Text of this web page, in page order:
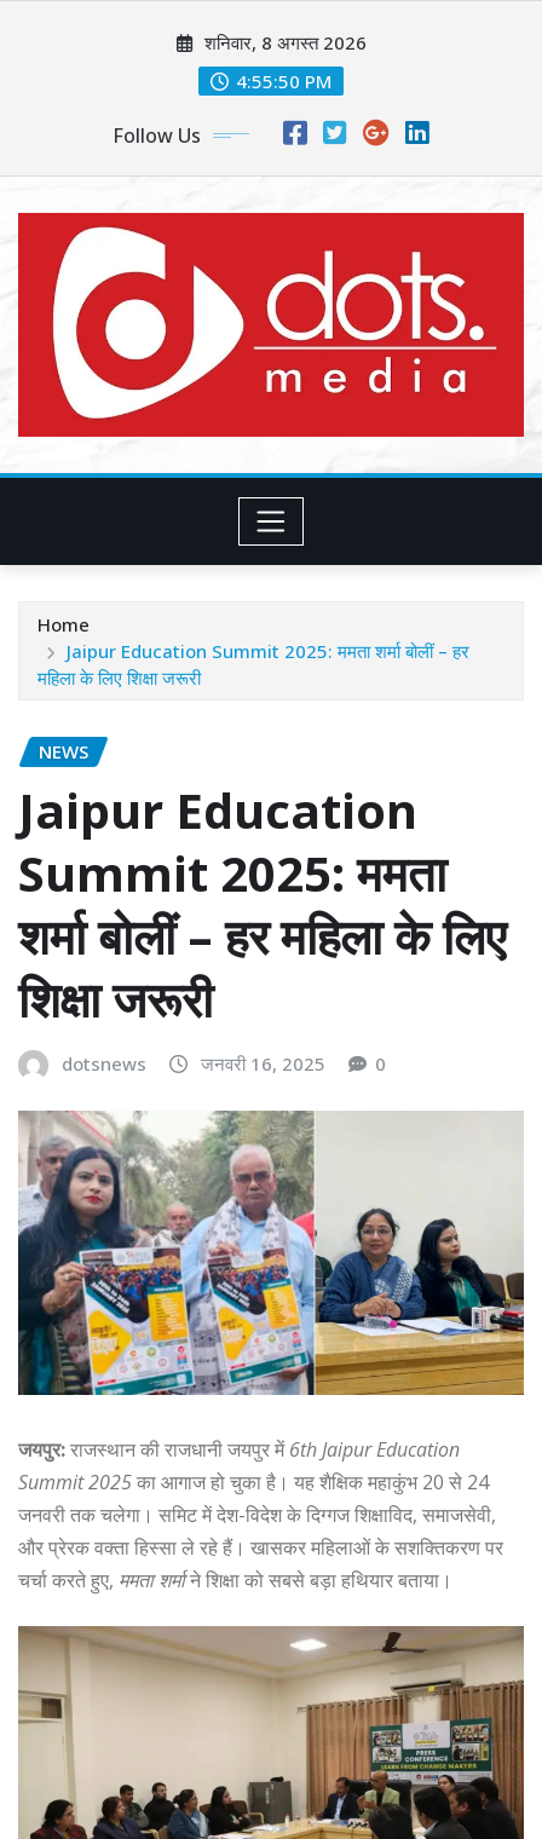
शनिवार, 8 अगस्त 2026
4:55:52 PM
Follow Us
Home
Jaipur Education Summit 2025: ममता शर्मा बोलीं – हर
महिला के लिए शिक्षा जरूरी
NEWS
Jaipur Education
Summit 2025: ममता
शर्मा बोलीं – हर महिला के लिए
शिक्षा जरूरी
dotsnews जनवरी 16, 2025 0
जयपुर:राजस्थान की राजधानी जयपुर में6th Jaipur Education
Summit 2025का आगाज हो चुका है। यह शैक्षिक महाकुंभ 20 से 24
जनवरी तक चलेगा। समिट में देश-विदेश के दिग्गज शिक्षाविद, समाजसेवी,
और प्रेरक वक्ता हिस्सा ले रहे हैं। खासकर महिलाओं के सशक्तिकरण पर
चर्चा करते हुए, ममता शर्माने शिक्षा को सबसे बड़ा हथियार बताया।